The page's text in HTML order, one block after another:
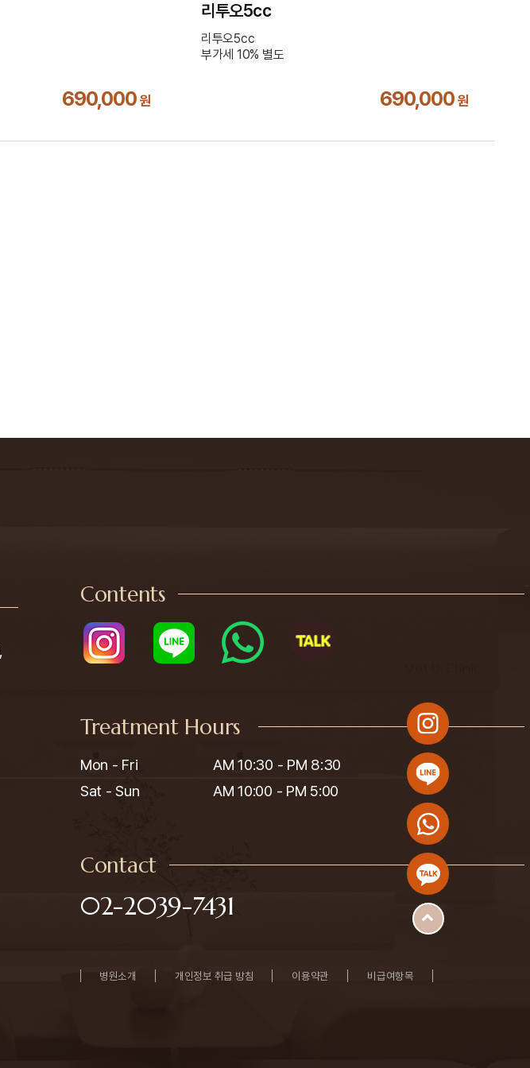
690,000 원
리투오5cc
리투오5cc
부가세 10% 별도
690,000 원
Contents
Treatment Hours
Mon - Fri
Sat - Sun
AM 10:30 - PM 8:30
AM 10:00 - PM 5:00
Contact
02-2039-7431
병원소개 개인정보 취급 방침 이용약관 비급여항목